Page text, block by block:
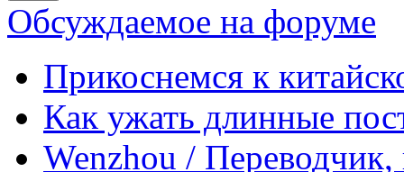
Обсуждаемое на форуме
Прикоснемся к
Как ужать длинные
Wenzhou / Переводчик,